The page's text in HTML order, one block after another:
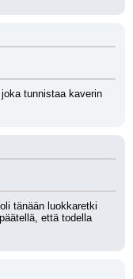
tunnistaa kaverin
tänään luokkaretki
että todella